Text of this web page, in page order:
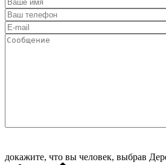
докажите, что вы человек, выбрав